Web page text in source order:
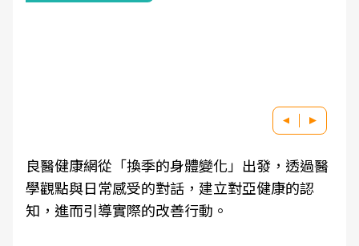
良醫健康網從「換季的身體變化」出發，透過醫
學觀點與日常感受的對話，建立對亞健康的認
知，進而引導實際的改善行動。